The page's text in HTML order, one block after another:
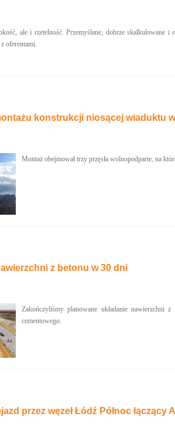
ale i rzetelność. Przemyślane, dobrze skalkulowane
oferentami.
konstrukcji niosącej wiaduktu
Montaż obejmował trzy przęsła wolnopodparte, na
z betonu w 30 dni
Zakończyliśmy planowane układanie nawierzchni
cementowego.
przez węzeł Łódź Północ łączący